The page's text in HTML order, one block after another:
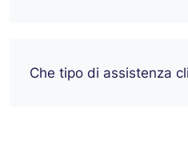
Che tipo di assistenza